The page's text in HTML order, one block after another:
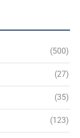
(500)
(27)
(35)
(123)